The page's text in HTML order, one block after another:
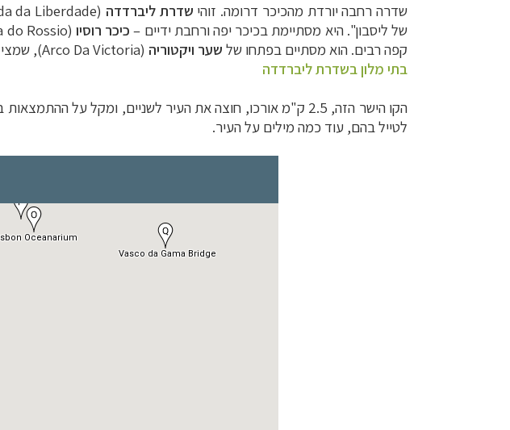
שדרה רחבה יורדת מהכיכר דרומה. זוהי שדרת ליברדדה (
da Liberdade
של ליסבון". היא מסתיימת בכיכר יפה ורחבת ידיים – כיכר רוסיו(
do Rossio
קפה רבים. הוא מסתיים בפתחו של שער ויקטוריה (
Arco Da Victoria
),
בתי מלון בשדרת ליברדדה
הקו הישר הזה, 2.5 ק"מ אורכו, חוצה את העיר לשניים, ומקל על ההתמצאות בה. משני עבריו – ממזרח וממערב
לטייל בהם, עוד כמה מילים על העיר.